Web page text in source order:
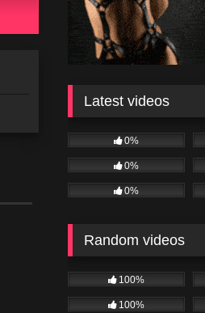
Latest videos
0%
0%
0%
Random videos
100%
100%